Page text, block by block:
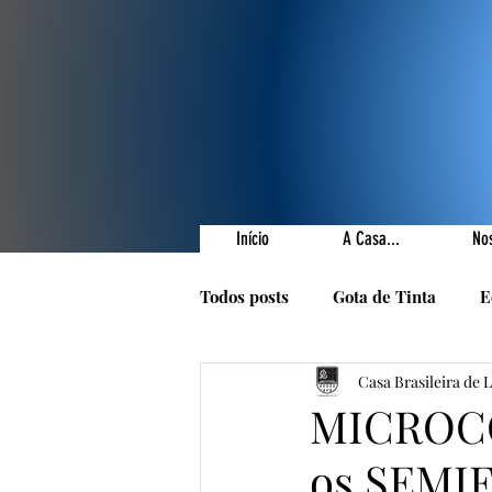
Início A Casa...
Todos posts Gota de Tinta
Prêmios Literários Nossas
1001 Poetas Autores da
Casa Brasileira de